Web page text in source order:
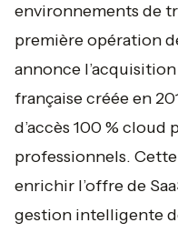
environnements de
première opération
annonce
française créée en
d’accès 100 % cloud
professionnels.
enrichir l’offre de
gestion intelligente